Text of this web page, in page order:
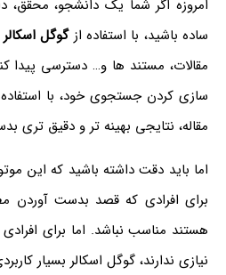
امروزه اگر شما یک دانشجو، محقق،
ساده باشید، با استفاده از گوگل اسکالر
مقالات، مستند ها و… دسترسی پیدا
سازی کردن جستجوی خود، با استفاده
مقاله، نتایجی بهینه تر و دقیق تری
اما باید دقت داشته باشید که این
برای افرادی که قصد بدست آوردن
هستند مناسب نباشد. اما برای
نیازی ندارند، گوگل اسکالر بسیار